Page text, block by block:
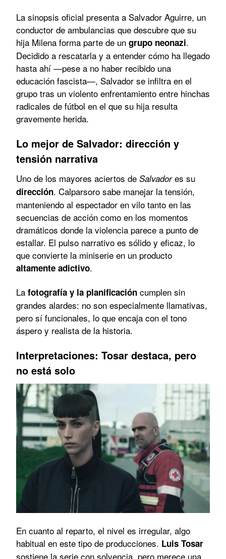
La sinopsis oficial presenta a Salvador Aguirre, un
conductor de ambulancias que descubre que su
hija Milena forma parte de un grupo neonazi.
Decidido a rescatarla y a entender cómo ha llegado
hasta ahí —pese a no haber recibido una
educación fascista—, Salvador se infiltra en el
grupo tras un violento enfrentamiento entre hinchas
radicales de fútbol en el que su hija resulta
gravemente herida.
Lo mejor de Salvador: dirección y
tensión narrativa
Uno de los mayores aciertos de Salvadores su
dirección. Calparsoro sabe manejar la tensión,
manteniendo al espectador en vilo tanto en las
secuencias de acción como en los momentos
dramáticos donde la violencia parece a punto de
estallar. El pulso narrativo es sólido y eficaz, lo
que convierte la miniserie en un producto
altamente adictivo.
La fotografía y la planificación cumplen sin
grandes alardes: no son especialmente llamativas,
pero sí funcionales, lo que encaja con el tono
áspero y realista de la historia.
Interpretaciones: Tosar destaca, pero
no está solo
En cuanto al reparto, el nivel es irregular, algo
habitual en este tipo de producciones. Luis Tosar
sostiene la serie con solvencia, pero merece una